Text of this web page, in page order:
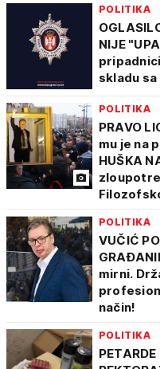
POLITIKA
NIJE
skladu
POLITIKA
PRAVO
mu je na
HUŠKA
POLITIKA
VUČIĆ
mirni.
način!
POLITIKA